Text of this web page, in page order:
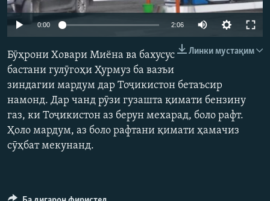
ГУЗОРИШҲОИ РАДИОӢ
Русский
ПАЙГИРӢ КУНЕД
Ҳамаи сомонаҳои RFE/RL
240p 480p
0:00 2:06
480p
1080p
Линки мустақим
Бӯҳрони Ховари Миёна ва бахусус
бастани гулӯгоҳи Ҳурмуз ба вазъи
зиндагии мардум дар Тоҷикистон бетаъсир
намонд. Дар чанд рӯзи гузашта қимати бензину
газ, ки Тоҷикистон аз берун мехарад, боло рафт.
Ҳоло мардум, аз боло рафтани қимати ҳамачиз
сӯҳбат мекунанд.